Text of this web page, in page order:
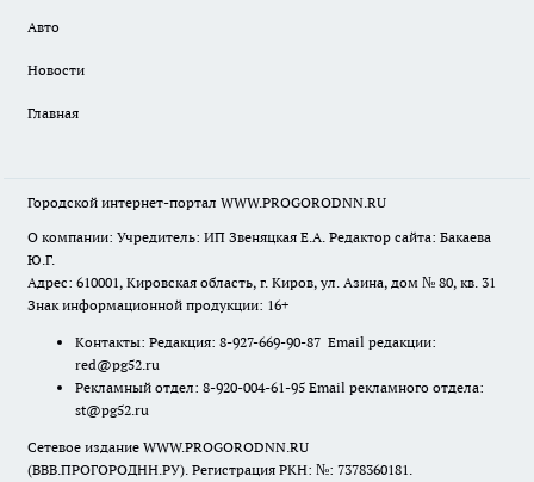
Авто
Новости
Главная
Городской интернет-портал WWW.PROGORODNN.RU
О компании: Учредитель: ИП Звеняцкая Е.А. Редактор сайта: Бакаева
Ю.Г.
Адрес: 610001, Кировская область, г. Киров, ул. Азина, дом № 80, кв. 31
Знак информационной продукции: 16+
Контакты: Редакция: 8-927-669-90-87 Email редакции:
red@pg52.ru
Рекламный отдел: 8-920-004-61-95 Email рекламного отдела:
st@pg52.ru
Сетевое издание WWW.PROGORODNN.RU
(ВВВ.ПРОГОРОДНН.РУ). Регистрация РКН: №: 7378360181.